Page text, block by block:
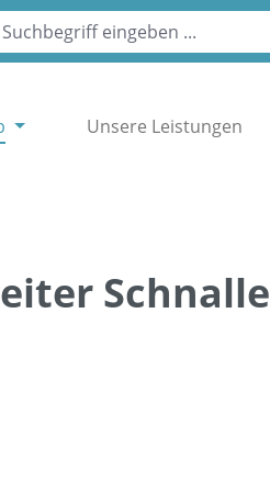
Unsere Leistungen
Schnalle